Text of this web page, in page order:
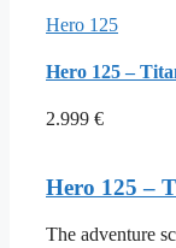
Hero 125
Hero 125 –
2.999 €
Hero 125 –
The adventure